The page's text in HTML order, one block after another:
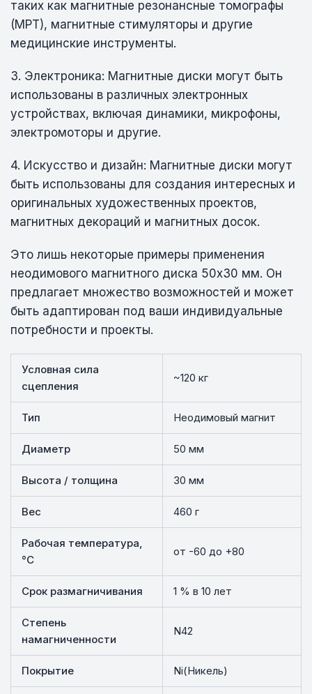
таких как магнитные резонансные томографы
(МРТ), магнитные стимуляторы и другие
медицинские инструменты.
3. Электроника: Магнитные диски могут быть
использованы в различных электронных
устройствах, включая динамики, микрофоны,
электромоторы и другие.
4. Искусство и дизайн: Магнитные диски могут
быть использованы для создания интересных и
оригинальных художественных проектов,
магнитных декораций и магнитных досок.
Это лишь некоторые примеры применения
неодимового магнитного диска 50х30 мм. Он
предлагает множество возможностей и может
быть адаптирован под ваши индивидуальные
потребности и проекты.
Условная сила
сцепления
~120 кг
Тип Неодимовый магнит
Диаметр 50 мм
Высота / толщина 30 мм
Вес 460 г
Рабочая температура,
°C
от -60 до +80
Срок размагничивания 1 % в 10 лет
Степень
намагниченности
N42
Покрытие Ni(Никель)